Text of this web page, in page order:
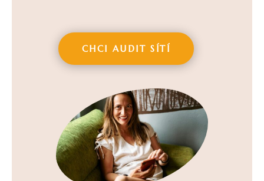
CHCI AUDIT SÍTÍ